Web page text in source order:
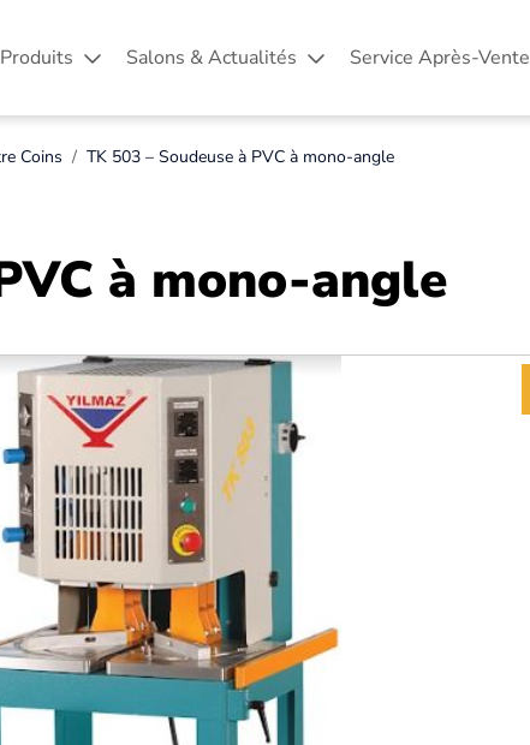
Produits Salons & Actualités Service Après-Vente
Coins TK 503 – Soudeuse à PVC à mono-angle
à mono-angle